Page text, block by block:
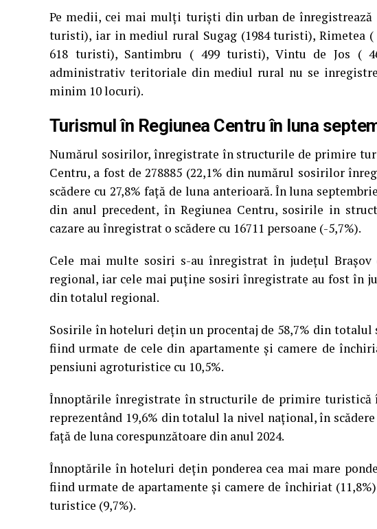
Pe medii, cei mai mulți turiști din urban de înregistrează
turisti), iar in mediul rural Sugag (1984 turisti), Rimetea
618 turisti), Santimbru ( 499 turisti), Vintu de Jos (
administrativ teritoriale din mediul rural nu se
minim 10 locuri).
Turismul în Regiunea Centru în luna
Numărul sosirilor, înregistrate în structurile de primire
Centru, a fost de 278885 (22,1% din numărul sosirilor
scădere cu 27,8% faţă de luna anterioară. În luna
din anul precedent, în Regiunea Centru, sosirile in
cazare au înregistrat o scădere cu 16711 persoane (-5,7%).
Cele mai multe sosiri s-au înregistrat în judeţul Braşov
regional, iar cele mai puţine sosiri înregistrate au fost în
din totalul regional.
Sosirile în hoteluri deţin un procentaj de 58,7% din
fiind urmate de cele din apartamente și camere de
pensiuni agroturistice cu 10,5%.
Înnoptările înregistrate în structurile de primire turistică
reprezentând 19,6% din totalul la nivel naţional, în
faţă de luna corespunzătoare din anul 2024.
Înnoptările în hoteluri deţin ponderea cea mai mare
fiind urmate de apartamente și camere de închiriat
turistice (9,7%).